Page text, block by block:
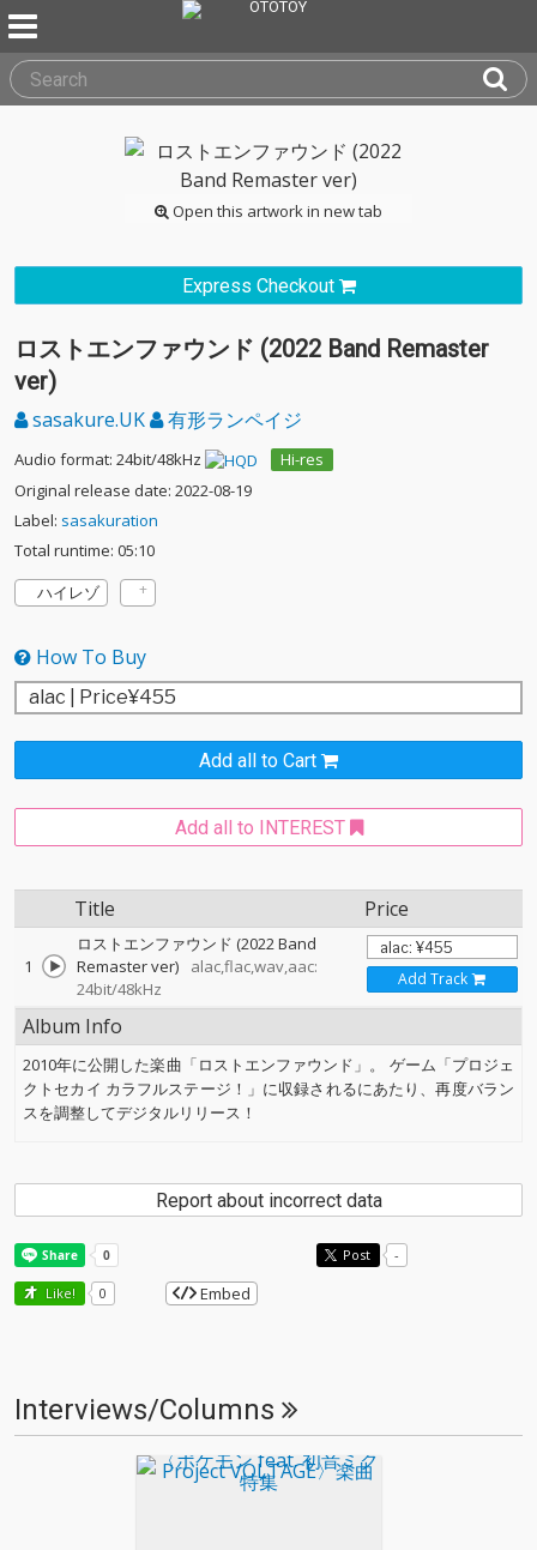
Open this artwork in new tab
Express Checkout
ロストエンファウンド (2022 Band Remaster
ver)
sasakure.UK 有形ランペイジ
Audio format: 24bit/48kHz
Hi-res
Original release date: 2022-08-19
Label: sasakuration
Total runtime: 05:10
ハイレゾ
How To Buy
Add all to Cart
Add all to INTEREST
Title Price
1
ロストエンファウンド (2022 Band
Remaster ver)
alac,flac,wav,aac:
24bit/48kHz
Add Track
Album Info
2010年に公開した楽曲「ロストエンファウンド」。 ゲーム「プロジェ
クトセカイ カラフルステージ！」に収録されるにあたり、再度バラン
スを調整してデジタルリリース！
Report about incorrect data
Post -
Like! 0 Embed
Interviews/Columns